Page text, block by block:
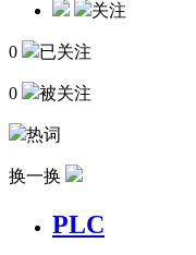
关注
0 已关注
0 被关注
热词
换一换
PLC